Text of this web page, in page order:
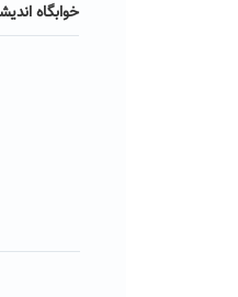
خوابگاه